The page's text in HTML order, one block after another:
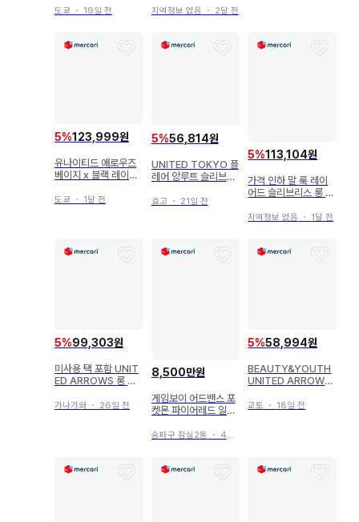
도쿄 ・ 19일 전 지역정보 없음 ・ 2달 전
5%123,999원
유나이티드 애로우즈
베이지 x 블랙 레이스
도쿄 ・ 1달 전
5%56,814원
UNITED TOKYO 플
레어 앙루트 슬리브리
리)
효고・ 21일 전
5%113,104원
가격 인하 말 룩 레이
어드 슬리브리스 롱 원
우즈
지역정보 없음 ・ 1달 전
5%99,303원
미사용 택 포함 UNIT
ED ARROWS 롱 슬
가나가와 ・ 26일 전
8,500만원
게임보이 어드밴스 포
켓몬 파이어레드 일본
TOP 1
송파구 잠실2동 ・ 4시간 전
5%58,994원
BEAUTY&YOUTH
UNITED ARROWS
방
교토 ・ 18일 전